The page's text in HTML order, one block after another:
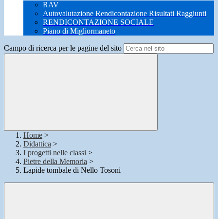
RAV
Autovalutazione Rendicontazione Risultati Raggiunti
RENDICONTAZIONE SOCIALE
Piano di Migliormaneto
Campo di ricerca per le pagine del sito
Home >
Didattica >
I progetti nelle classi >
Pietre della Memoria >
Lapide tombale di Nello Tosoni